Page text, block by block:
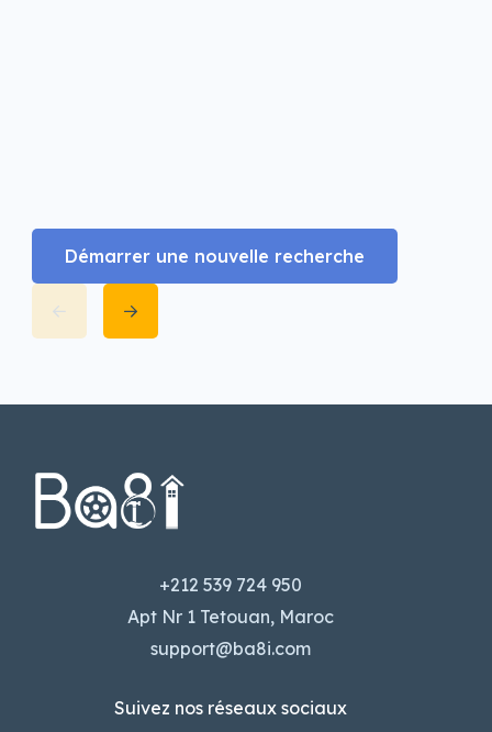
Démarrer une nouvelle recherche
+212 539 724 950
Apt Nr 1 Tetouan, Maroc
support@ba8i.com
Suivez nos réseaux sociaux